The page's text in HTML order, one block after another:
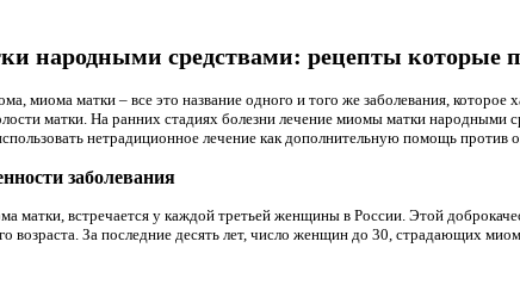
народными средствами: рецепты которые
миома матки – все это название одного и того же заболевания, которое
матки. На ранних стадиях болезни лечение миомы матки народными
нетрадиционное лечение как дополнительную помощь против
заболевания
матки, встречается у каждой третьей женщины в России. Этой
возраста. За последние десять лет, число женщин до 30, страдающих